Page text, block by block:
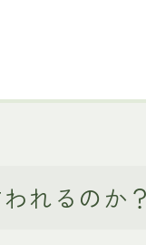
れるのか？